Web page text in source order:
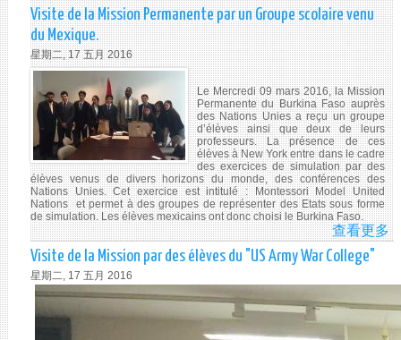
DE
DU
DE
À
14
AU
Visite de la Mission Permanente par un Groupe scolaire venu
du Mexique.
星期二, 17 五月 2016
Le Mercredi 09 mars 2016, la Mission
Permanente du Burkina Faso auprès
des Nations Unies a reçu un groupe
d’élèves ainsi que deux de leurs
professeurs. La présence de ces
élèves à New York entre dans le cadre
des exercices de simulation par des
élèves venus de divers horizons du monde, des conférences des
Nations Unies. Cet exercice est intitulé : Montessori Model United
Nations et permet à des groupes de représenter des Etats sous forme
de simulation. Les élèves mexicains ont donc choisi le Burkina Faso.
查看更多
LA
Visite de la Mission par des élèves du "US Army War College"
星期二, 17 五月 2016